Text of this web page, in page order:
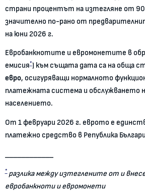
страни процентът на изтегляне от
значително по-рано от
на юни 2026 г.
Евробанкнотите и евромонетите в
емисия*) към същата дата са на обща
евро, осигуряващи нормалното
платежната система и обслужването
населението.
От 1 февруари 2026 г. еврото е
платежно средство в Република
* разлика между изтеглените от и
евробанкноти и евромонети